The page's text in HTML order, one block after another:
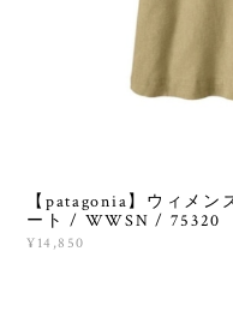
【patagonia】ウィメ
ート / WWSN / 75320
¥14,850